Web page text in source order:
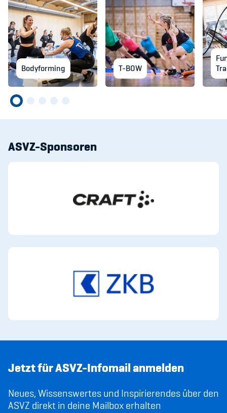
Bodyforming T-BOW
ASVZ-Sponsoren
Jetzt für ASVZ-Infomail anmelden
Neues, Wissenswertes und Inspirierendes über den
ASVZ direkt in deine Mailbox erhalten